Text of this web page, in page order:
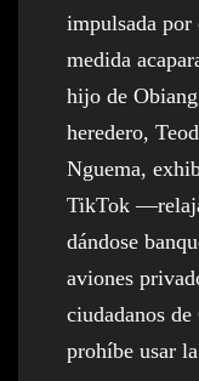
impulsada por
medida
hijo de
heredero,
Nguema,
TikTok
dándose
aviones
ciudadanos
prohíbe usar